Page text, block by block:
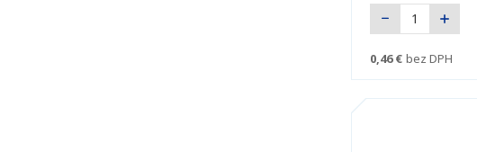
0,46 € bez DPH